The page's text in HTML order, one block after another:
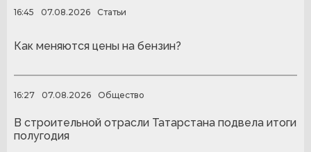
16:45 07.08.2026 Статьи
Как меняются цены на бензин?
16:27 07.08.2026 Общество
В строительной отрасли Татарстана подвела итоги
полугодия